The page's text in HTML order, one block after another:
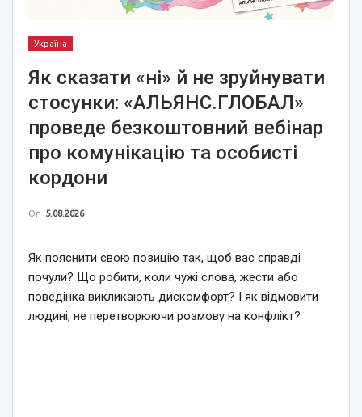
Україна
Як сказати «ні» й не зруйнувати
стосунки: «АЛЬЯНС.ГЛОБАЛ»
проведе безкоштовний вебінар
про комунікацію та особисті
кордони
On 5.08.2026
Як пояснити свою позицію так, щоб вас справді
почули? Що робити, коли чужі слова, жести або
поведінка викликають дискомфорт? І як відмовити
людині, не перетворюючи розмову на конфлікт?